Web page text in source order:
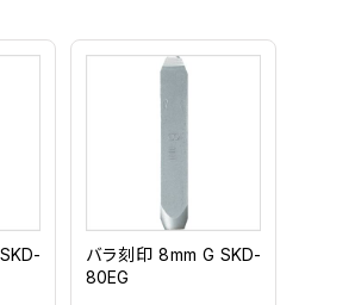
バラ刻印 8mm G SKD-
80EG